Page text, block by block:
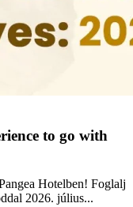
to go with
Hotelben! Foglalj
2026. július...